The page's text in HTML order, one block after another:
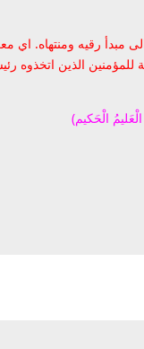
مبدأ رقيه ومنتهاه. اي
الذين اتخذوه
الْحَكيم)